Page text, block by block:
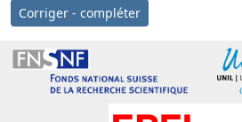
Corriger - compléter